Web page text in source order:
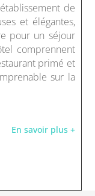
de
et élégantes,
pour un séjour
comprennent
primé et
sur la
En savoir plus +